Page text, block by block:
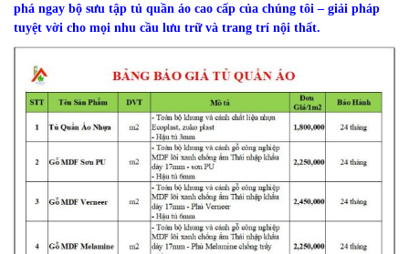
phá ngay bộ sưu tập tủ quần áo cao cấp của chúng tôi – giải pháp
tuyệt vời cho mọi nhu cầu lưu trữ và trang trí nội thất.